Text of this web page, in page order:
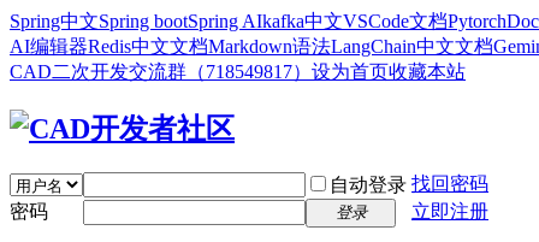
Spring中文Spring bootSpring AIkafka中文VSCode文档Pytorch
AI编辑器Redis中文文档Markdown语法LangChain中文文档
CAD二次开发交流群（718549817） 设为首页收藏本站
自动登录 找回密码
密码
登录 立即注册